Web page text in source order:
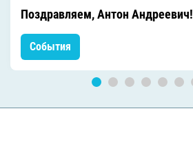
Поздравляем, Антон Андреевич!
События